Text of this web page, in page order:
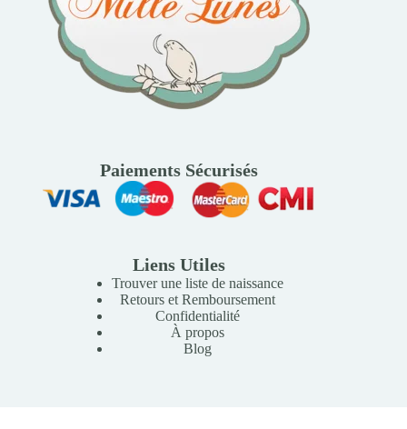
Paiements Sécurisés
Liens Utiles
Trouver une liste de naissance
Retours et Remboursement
Confidentialité
À propos
Blog